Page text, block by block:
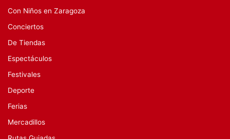
Con Niños en Zaragoza
Conciertos
De Tiendas
Espectáculos
Festivales
Deporte
Ferias
Mercadillos